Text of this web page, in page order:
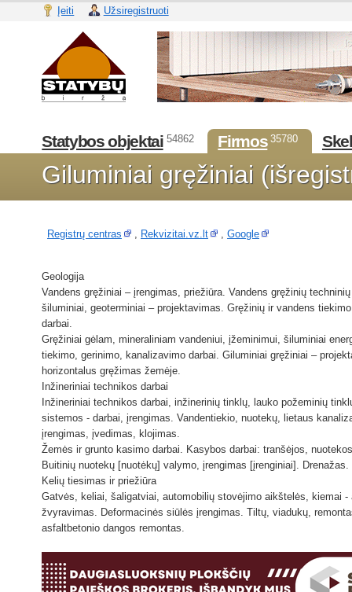
Įeiti Užsiregistruoti
Statybos objektai 54862 Firmos 35780
Giluminiai gręžiniai
Registrų centras , Rekvizitai.vz.lt , Google
Geologija
Vandens gręžiniai – įrengimas, priežiūra. Vandens gręžinių
šiluminiai, geoterminiai – projektavimas. Gręžinių ir vandens
darbai.
Gręžiniai gėlam, mineraliniam vandeniui, įžeminimui, šiluminiai
tiekimo, gerinimo, kanalizavimo darbai. Giluminiai gręžiniai –
horizontalus gręžimas žemėje.
Inžineriniai technikos darbai
Inžineriniai technikos darbai, inžinerinių tinklų, lauko požeminių
sistemos - darbai, įrengimas. Vandentiekio, nuotekų, lietaus
įrengimas, įvedimas, klojimas.
Žemės ir grunto kasimo darbai. Kasybos darbai: tranšėjos,
Buitinių nuotekų [nuotėkų] valymo, įrengimas [įrenginiai].
Kelių tiesimas ir priežiūra
Gatvės, keliai, šaligatviai, automobilių stovėjimo aikštelės, kiemai
žvyravimas. Deformacinės siūlės įrengimas. Tiltų, viadukų,
asfaltbetonio dangos remontas.